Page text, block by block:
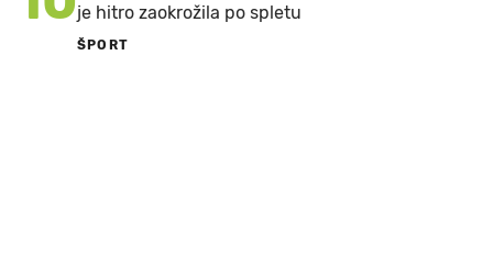
je hitro zaokrožila po spletu
ŠPORT